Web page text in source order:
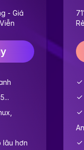
- Giá
lâu hơn